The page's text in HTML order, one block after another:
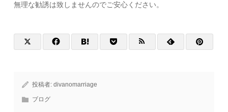
無理な勧誘は致しませんのでご安心ください。
投稿者:divanomarriage
ブログ